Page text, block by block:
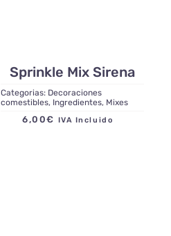
Sprinkle Mix Sirena
Categorias: Decoraciones
comestibles, Ingredientes, Mixes
6,00€ IVA Incluido